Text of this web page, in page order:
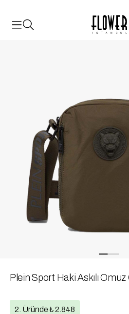
ISTANBUL
Plein Sport Haki Askılı Omuz
2. Üründe ₺ 2.848